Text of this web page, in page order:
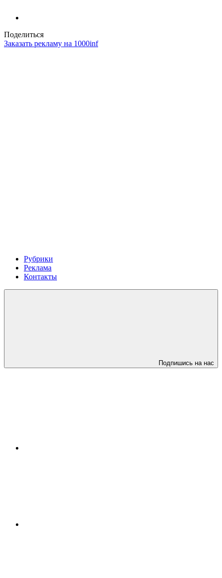
Поделиться
Заказать рекламу на 1000inf
Рубрики
Реклама
Контакты
Подпишись на нас